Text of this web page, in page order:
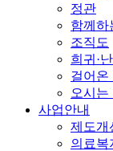
정관
함께하
조직도
희귀·
걸어온
오시는
사업안내
제도개
의료복